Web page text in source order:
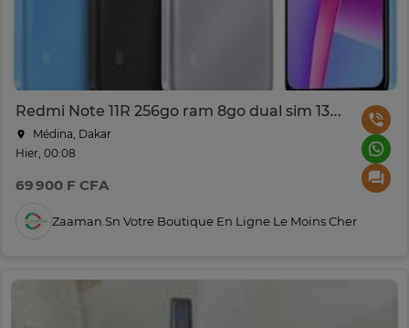
Redmi Note 11R 256go ram 8go dual sim 13MP 5g
Médina, Dakar
Hier, 00:08
69 900 F CFA
Zaaman.sn Votre Boutique En Ligne Le Moins Cher